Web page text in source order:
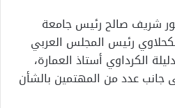
شريف صالح رئيس جامعة
رئيس المجلس العربي
الكرداوي أستاذ العمارة،
جانب عدد من المهتمين بالشأن